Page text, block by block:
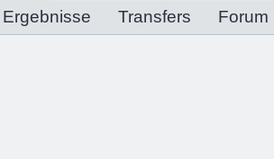
Ergebnisse
Transfers Forum